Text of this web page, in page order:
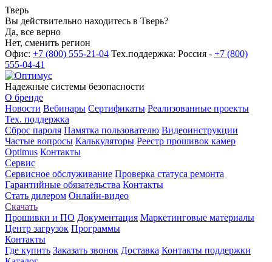
Тверь
Вы действительно находитесь в Тверь?
Да, все верно
Нет, сменить регион
Офис: +7 (800) 555-21-04 Тех.поддержка: Россия - +7 (800)
555-04-41
Надежные системы безопасности
О бренде
Новости Вебинары Сертификаты Реализованные проекты
Тех. поддержка
Сброс пароля Памятка пользователю Видеоинструкции
Частые вопросы Калькуляторы Реестр прошивок камер
Optimus Контакты
Сервис
Сервисное обслуживание Проверка статуса ремонта
Гарантийные обязательства Контакты
Стать дилером Онлайн-видео
Скачать
Прошивки и ПО Документация Маркетинговые материалы
Центр загрузок Программы
Контакты
Где купить Заказать звонок Доставка Контакты поддержки